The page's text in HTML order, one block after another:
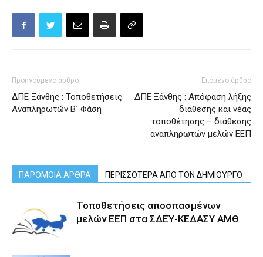
Προηγούμενο άρθρο
ΔΠΕ Ξάνθης : Τοποθετήσεις
Αναπληρωτών Β΄ Φάση
Επόμενο άρθρο
ΔΠΕ Ξάνθης : Απόφαση λήξης
διάθεσης και νέας
τοποθέτησης – διάθεσης
αναπληρωτών μελών ΕΕΠ
ΠΑΡΟΜΟΙΑ ΑΡΘΡΑ ΠΕΡΙΣΣΟΤΕΡΑ ΑΠΟ ΤΟΝ ΔΗΜΙΟΥΡΓΟ
Τοποθετήσεις αποσπασμένων
μελών ΕΕΠ στα ΣΔΕΥ-ΚΕΔΑΣΥ ΑΜΘ